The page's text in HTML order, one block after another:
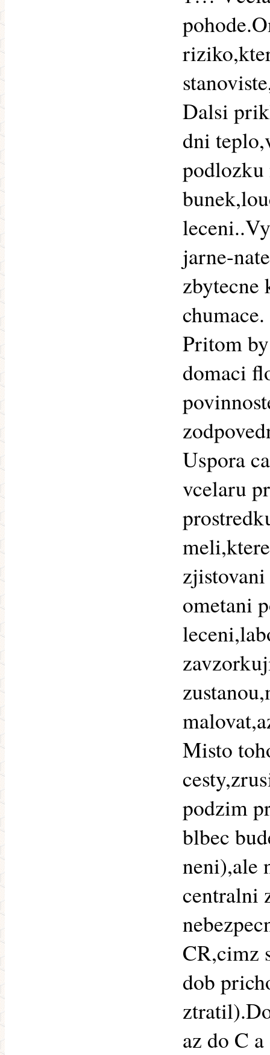
Dalsi
dni
podlozku
jarne-
chumace.
Pritom
domaci
Uspora
vcelaru
ometani
Misto
podzim
blbec
neni),ale
centralni
CR,cimz
dob
az do C